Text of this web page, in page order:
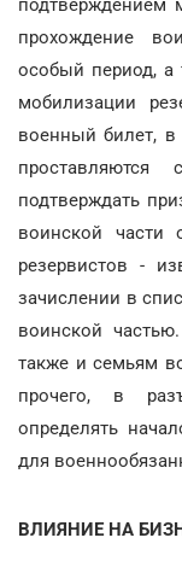
подтверждением
прохождение
особый период, а
мобилизации
военный билет, в
проставляются
подтверждать
воинской части
резервистов -
зачислении в
воинской
также и семьям
прочего, в
определять
для
ВЛИЯНИЕ НА